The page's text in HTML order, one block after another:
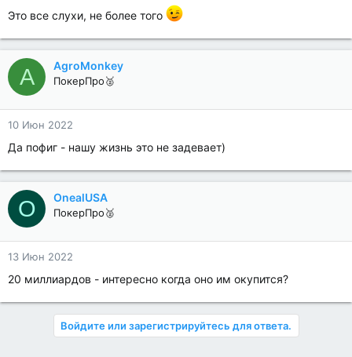
Это все слухи, не более того
A AgroMonkey
ПокерПро🥈
10 Июн 2022
Да пофиг - нашу жизнь это не задевает)
O OnealUSA
ПокерПро🥈
13 Июн 2022
20 миллиардов - интересно когда оно им окупится?
Войдите или зарегистрируйтесь для ответа.